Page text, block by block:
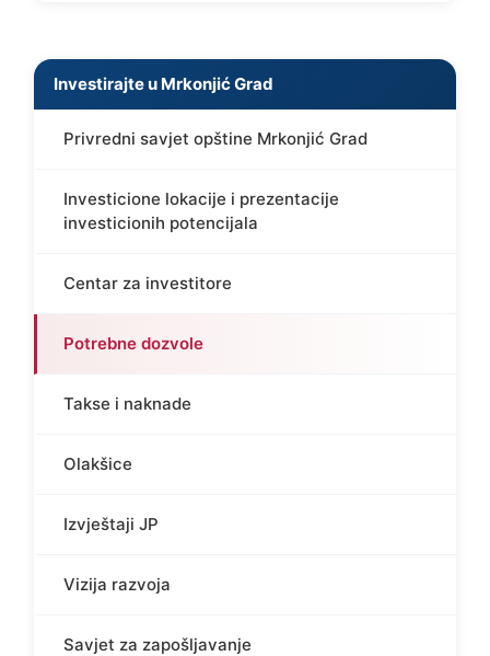
Investirajte u Mrkonjić Grad
Privredni savjet opštine Mrkonjić Grad
Investicione lokacije i prezentacije
investicionih potencijala
Centar za investitore
Potrebne dozvole
Takse i naknade
Olakšice
Izvještaji JP
Vizija razvoja
Savjet za zapošljavanje